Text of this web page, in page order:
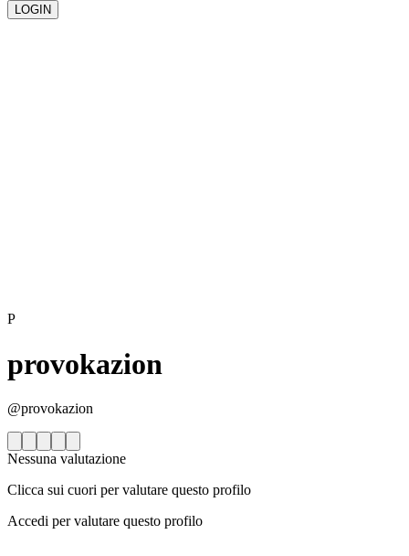
LOGIN
P
provokazion
@provokazion
Nessuna valutazione
Clicca sui cuori per valutare questo profilo
Accedi per valutare questo profilo